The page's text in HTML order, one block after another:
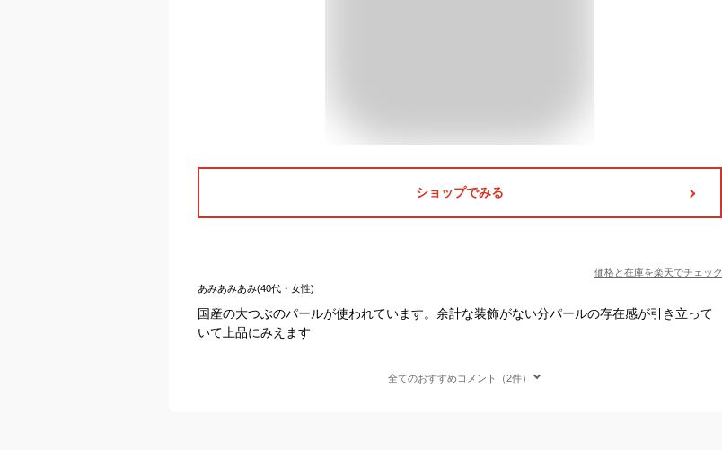
ショップでみる
価格と在庫を楽天でチェック
あみあみあみ(40代・女性)
国産の大つぶのパールが使われています。余計な装飾がない分パールの存在感が引き立って
いて上品にみえます
全てのおすすめコメント（2件）